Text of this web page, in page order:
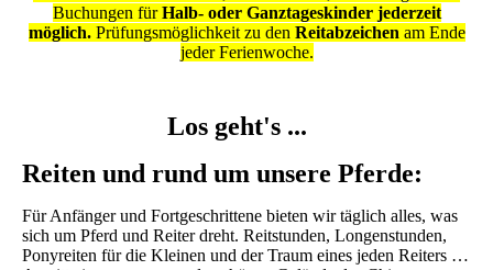
Buchungen fürHalb- oder Ganztageskinder jederzeit
möglich. Prüfungsmöglichkeit zu den Reitabzeichen am Ende
jeder Ferienwoche.
Los geht's ...
Reiten und rund um unsere Pferde:
Für Anfänger und Fortgeschrittene bieten wir täglich alles, was
sich um Pferd und Reiter dreht. Reitstunden, Longenstunden,
Ponyreiten für die Kleinen und der Traum eines jeden Reiters …